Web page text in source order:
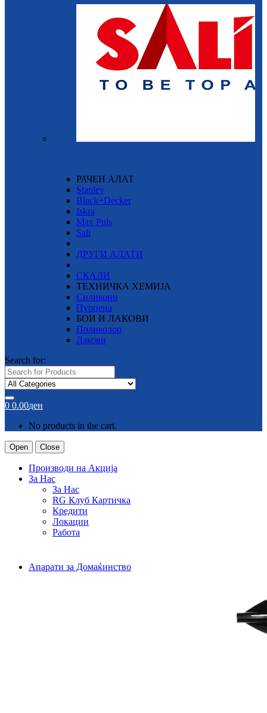
РАЧЕН АЛАТ
Stanley
Black+Decker
Iskra
Max Puls
Sali
ДРУГИ АЛАТИ
СКАЛИ
ТЕХНИЧКА ХЕМИЈА
Силикони
Пурпена
БОИ И ЛАКОВИ
Поликолор
Лакови
Search for:
0 0.00ден
No products in the cart.
Open Close
Производи на Акција
За Нас
За Нас
RG Клуб Картичка
Кредити
Локации
Работа
Апарати за Домаќинство